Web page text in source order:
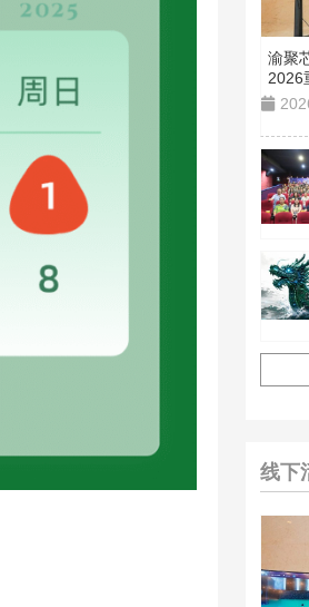
渝聚
2026
线下